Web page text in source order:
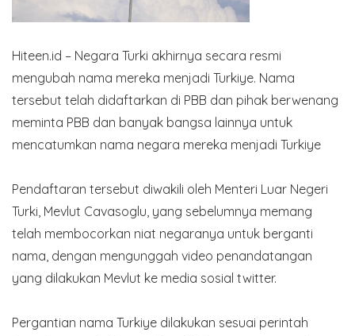
Hiteen.id – Negara Turki akhirnya secara resmi
mengubah nama mereka menjadi Turkiye. Nama
tersebut telah didaftarkan di PBB dan pihak berwenang
meminta PBB dan banyak bangsa lainnya untuk
mencatumkan nama negara mereka menjadi Turkiye
Pendaftaran tersebut diwakili oleh Menteri Luar Negeri
Turki, Mevlut Cavasoglu, yang sebelumnya memang
telah membocorkan niat negaranya untuk berganti
nama, dengan mengunggah video penandatangan
yang dilakukan Mevlut ke media sosial twitter.
Pergantian nama Turkiye dilakukan sesuai perintah